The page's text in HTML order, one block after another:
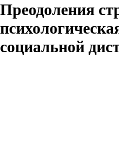
Преодоления
социальной